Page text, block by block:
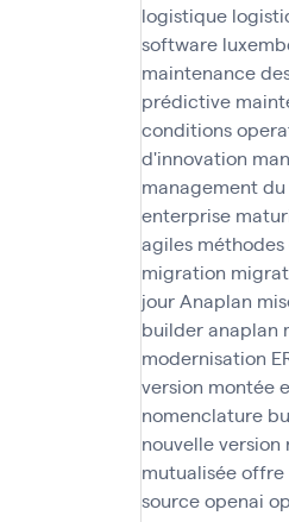
logistique
software
maintenance
prédictive
conditions
d'innovation
management du
enterprise
agiles
migration
jour Anaplan
builder anaplan
modernisation
version montée
nomenclature
nouvelle version
mutualiséeoffre
sourceopenai